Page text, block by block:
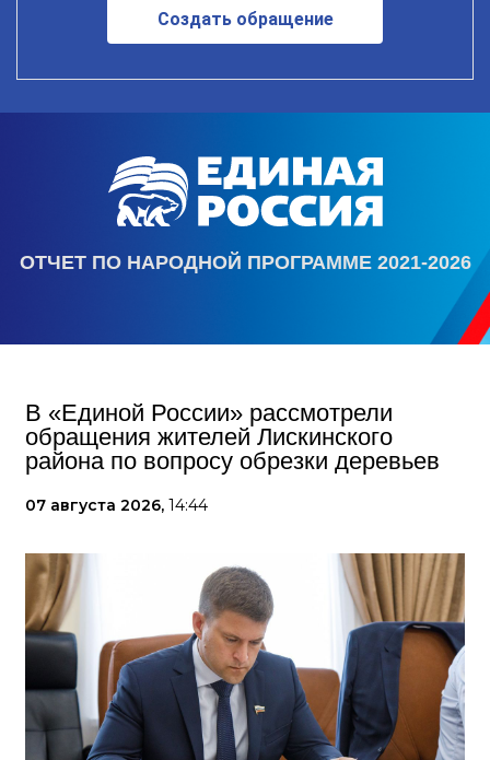
Создать обращение
ОТЧЕТ ПО НАРОДНОЙ ПРОГРАММЕ 2021-2026
В «Единой России» рассмотрели
обращения жителей Лискинского
района по вопросу обрезки деревьев
07 августа 2026, 14:44